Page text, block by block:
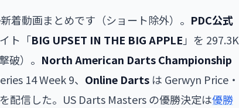
着動画まとめです（ショート除外）。 PDC公式
ト「BIG UPSET IN THE BIG APPLE 」を 297.3K
破）。 North American Darts Championship
14 Week 9、 Online Darts は Gerwyn Price・
配信した。US Darts Masters の優勝決定は優勝